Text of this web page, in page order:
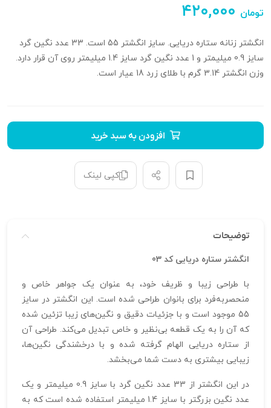
۴۲۰,۰۰۰ تومان
انگشتر زنانه ستاره دریایی. سایز انگشتر 55 است. 33 عدد نگین گرد
سایز 0.9 میلیمتر و 1 عدد نگین گرد سایز 1.4 میلیمتر روی آن قرار دارد.
وزن انگشتر 3.14 گرم با طلای زرد 18 عیار است.
افزودن به سبد خرید
کپی لینک
توضیحات
انگشتر ستاره دریایی کد 03
با طراحی زیبا و ظریف خود، به عنوان یک جواهر خاص و
منحصربه‌فرد برای بانوان طراحی شده است. این انگشتر در سایز
55 موجود است و با جزئیات دقیق و نگین‌های زیبا تزئین شده
که آن را به یک قطعه بی‌نظیر و خاص تبدیل می‌کند. طراحی آن
از ستاره دریایی الهام گرفته شده و با درخشندگی نگین‌ها،
زیبایی بیشتری به دست شما می‌بخشد.
در این انگشتر از 33 عدد نگین گرد با سایز 0.9 میلیمتر و یک
عدد نگین بزرگتر با سایز 1.4 میلیمتر استفاده شده است که به